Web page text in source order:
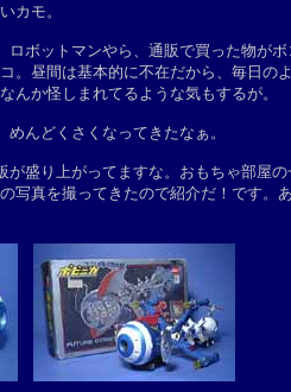
カモ。
ロボットマンやら、通販で買った物が
。昼間は基本的に不在だから、毎日の
か怪しまれてるような気もするが。
んどくさくなってきたなぁ。
が盛り上がってますな。おもちゃ部屋
写真を撮ってきたので紹介だ！です。